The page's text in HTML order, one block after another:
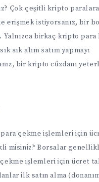
Çok çeşitli kripto paralara
erişmek istiyorsanız, bir
Yalnızca birkaç kripto para
sık alım satım yapmayı
bir kripto cüzdanı
para çekme işlemleri için
misiniz? Borsalar
çekme işlemleri için ücret
ilk satın alma